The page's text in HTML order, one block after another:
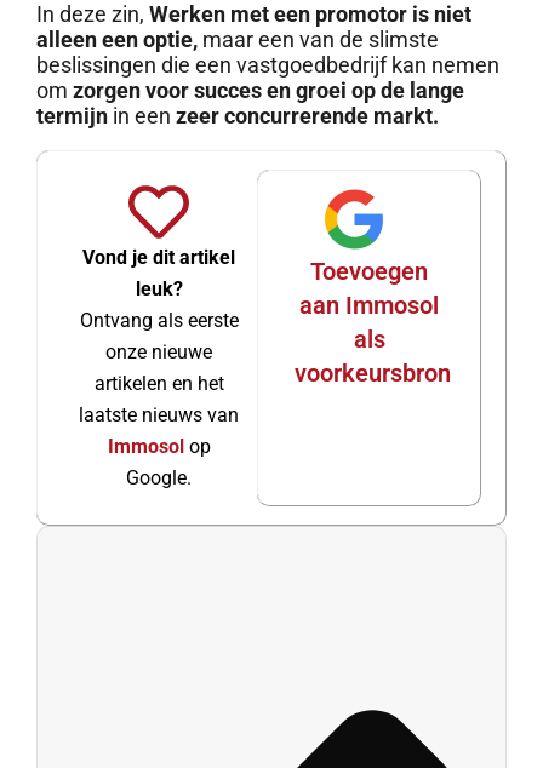
In deze zin, Werken met een promotor is niet
alleen een optie,maar een van de slimste
beslissingen die een vastgoedbedrijf kan nemen
om zorgen voor succes en groei op de lange
termijnin een zeer concurrerende markt.
Vond je dit artikel
leuk?
Ontvang als eerste
onze nieuwe
artikelen en het
laatste nieuws van
Immosol op
Google.
Toevoegen
aan Immosol
als
voorkeursbron
Prev